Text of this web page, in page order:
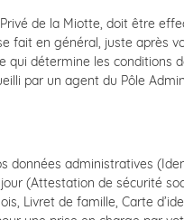
de la Miotte, doit être
fait en général, juste après
qui détermine les conditions
par un agent du Pôle
données administratives
(Attestation de sécurité
Livret de famille, Carte